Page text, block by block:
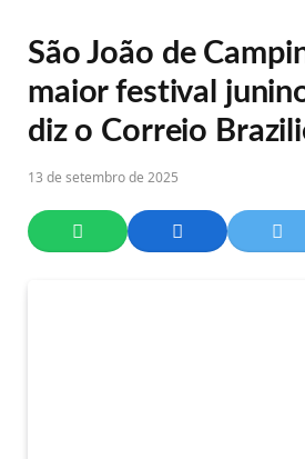
São João de
maior festival
diz o Correio
13 de setembro de 2025